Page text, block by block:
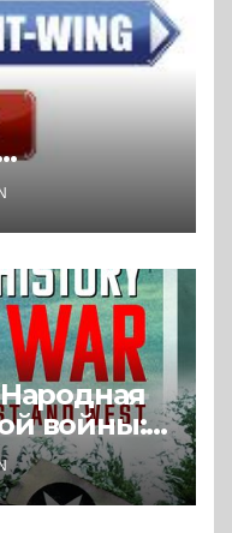
*
войны:
и Запада